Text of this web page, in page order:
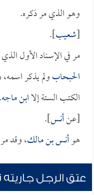
وهو الذي مر ذكره.
[شعيب].
مر في الإسناد الأول
الحبحابولم يذكر
الكتب الستة إلاابن ماجه.
[عنأنس].
هوأنس بن مالك، وقد
عتق الرجل